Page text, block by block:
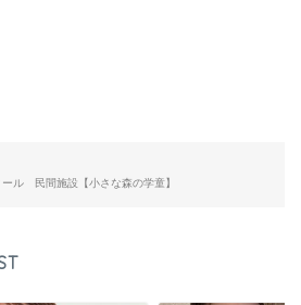
ール 民間施設【小さな森の学童】